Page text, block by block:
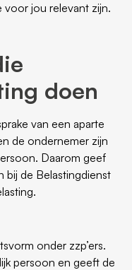
voor jou relevant zijn.
doen
van een aparte
de ondernemer zijn
Daarom geef
bij de Belastingdienst
onder zzp’ers.
persoon en geeft de